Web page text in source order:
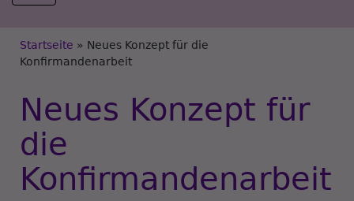
Breadcrumb
Startseite
Neues Konzept für die
Konfirmandenarbeit
Neues Konzept für
die
Konfirmandenarbeit